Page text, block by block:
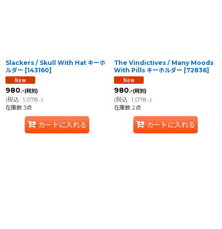
Slackers / Skull With Hat キーホ
ルダー [143160]
980.-(税別)
(税込: 1,078.-)
在庫数 3点
カートに入れる
The Vindictives / Many Moods
With Pills キーホルダー [72836]
980.-(税別)
(税込: 1,078.-)
在庫数 2点
カートに入れる